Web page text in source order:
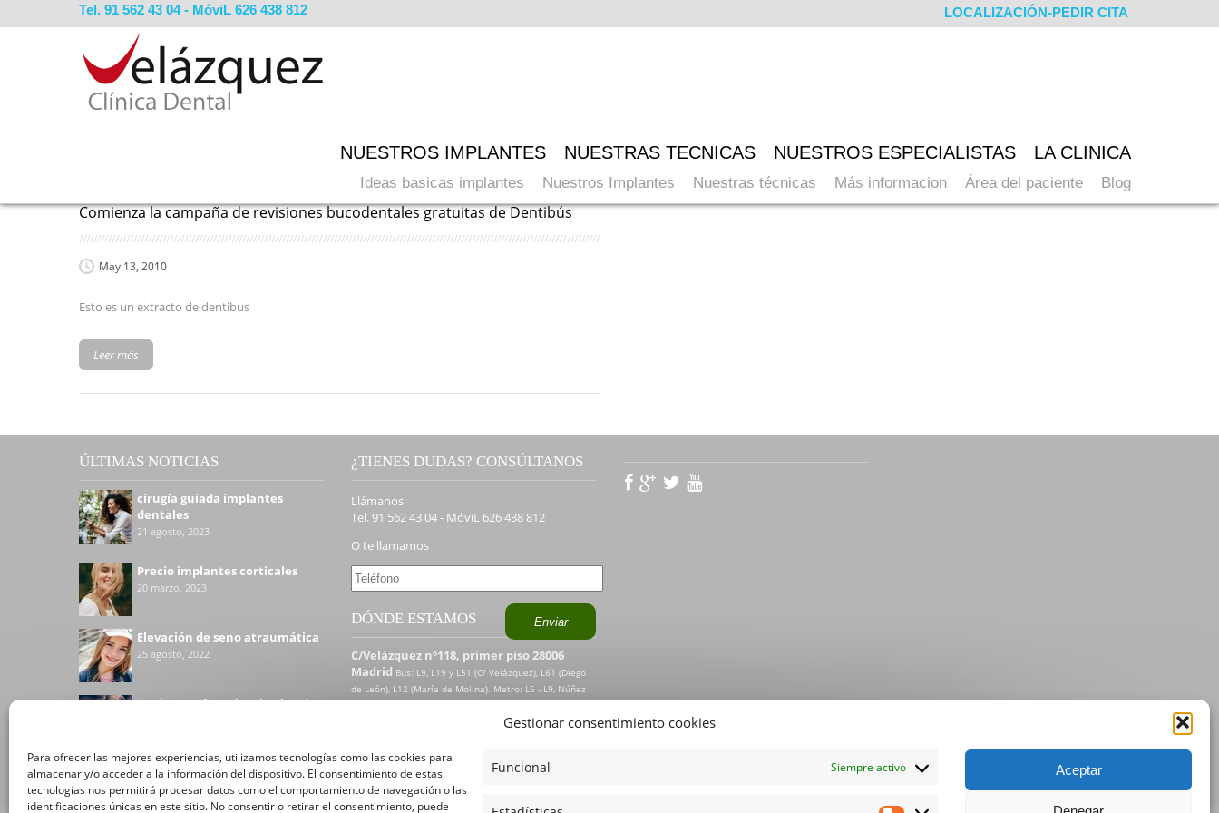
Gestionar consentimiento cookies
Para ofrecer las mejores experiencias, utilizamos tecnologías como las cookies para
almacenar y/o acceder a la información del dispositivo. El consentimiento de estas
tecnologías nos permitirá procesar datos como el comportamiento de navegación o las
identificaciones únicas en este sitio. No consentir o retirar el consentimiento, puede
Funcional Siempre activo Aceptar
Tel. 91 562 43 04 - MóviL 626 438 812 LOCALIZACIÓN-PEDIR CITA
NUESTROS IMPLANTES NUESTRAS TECNICAS NUESTROS ESPECIALISTAS LA CLINICA
Ideas basicas implantes Nuestros Implantes Nuestras técnicas Más informacion Área del paciente Blog
Comienza la campaña de revisiones bucodentales gratuitas de Dentibús
May 13, 2010
Esto es un extracto de dentibus
Leer más
ÚLTIMAS NOTICIAS
cirugía guiada implantes
dentales
21 agosto, 2023
Precio implantes corticales
20 marzo, 2023
Elevación de seno atraumática
25 agosto, 2022
Implantes dentales sin cirugía:
¿TIENES DUDAS? CONSÚLTANOS
Llámanos
Tel. 91 562 43 04 - MóviL 626 438 812
O te llamamos
DÓNDE ESTAMOS
C/Velázquez nº118, primer piso 28006
Madrid Bus: L9, L19 y L51 (C/ Velázquez), L61 (Diego
de León), L12 (María de Molina). Metro: L5 - L9, Núñez